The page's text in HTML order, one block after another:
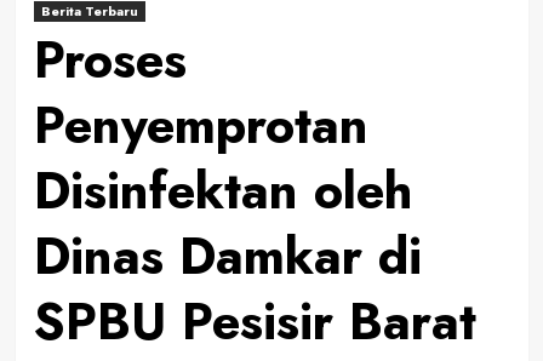
Berita Terbaru
Proses
Penyemprotan
Disinfektan oleh
Dinas Damkar di
SPBU Pesisir Barat